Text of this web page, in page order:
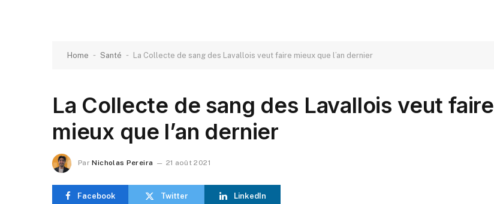
Home - Santé - La Collecte de sang des Lavallois veut faire mieux que l’an dernier
La Collecte de sang des Lavallois veut faire
mieux que l’an dernier
Par Nicholas Pereira 21 août 2021
Facebook Twitter LinkedIn